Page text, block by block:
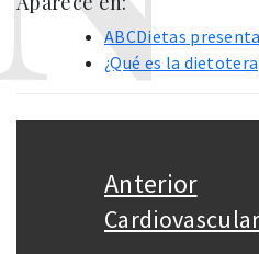
ABCDietas
¿Qué es la
entradas
Anterior
Entrada
Cardiovascular